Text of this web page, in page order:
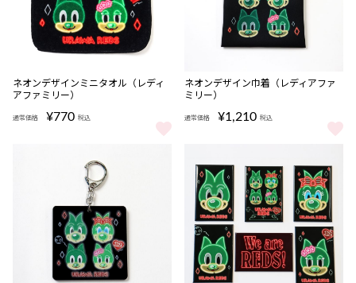
ネオンデザインミニタオル（レディ
アファミリー）
通常価格 ¥770 税込
ネオンデザインミニタオル（レディアファミリー） をもっと見る
ネオンデザイン巾着（レディアファ
ミリー）
通常価格 ¥1,210 税込
ネオンデザイン巾着（レディア